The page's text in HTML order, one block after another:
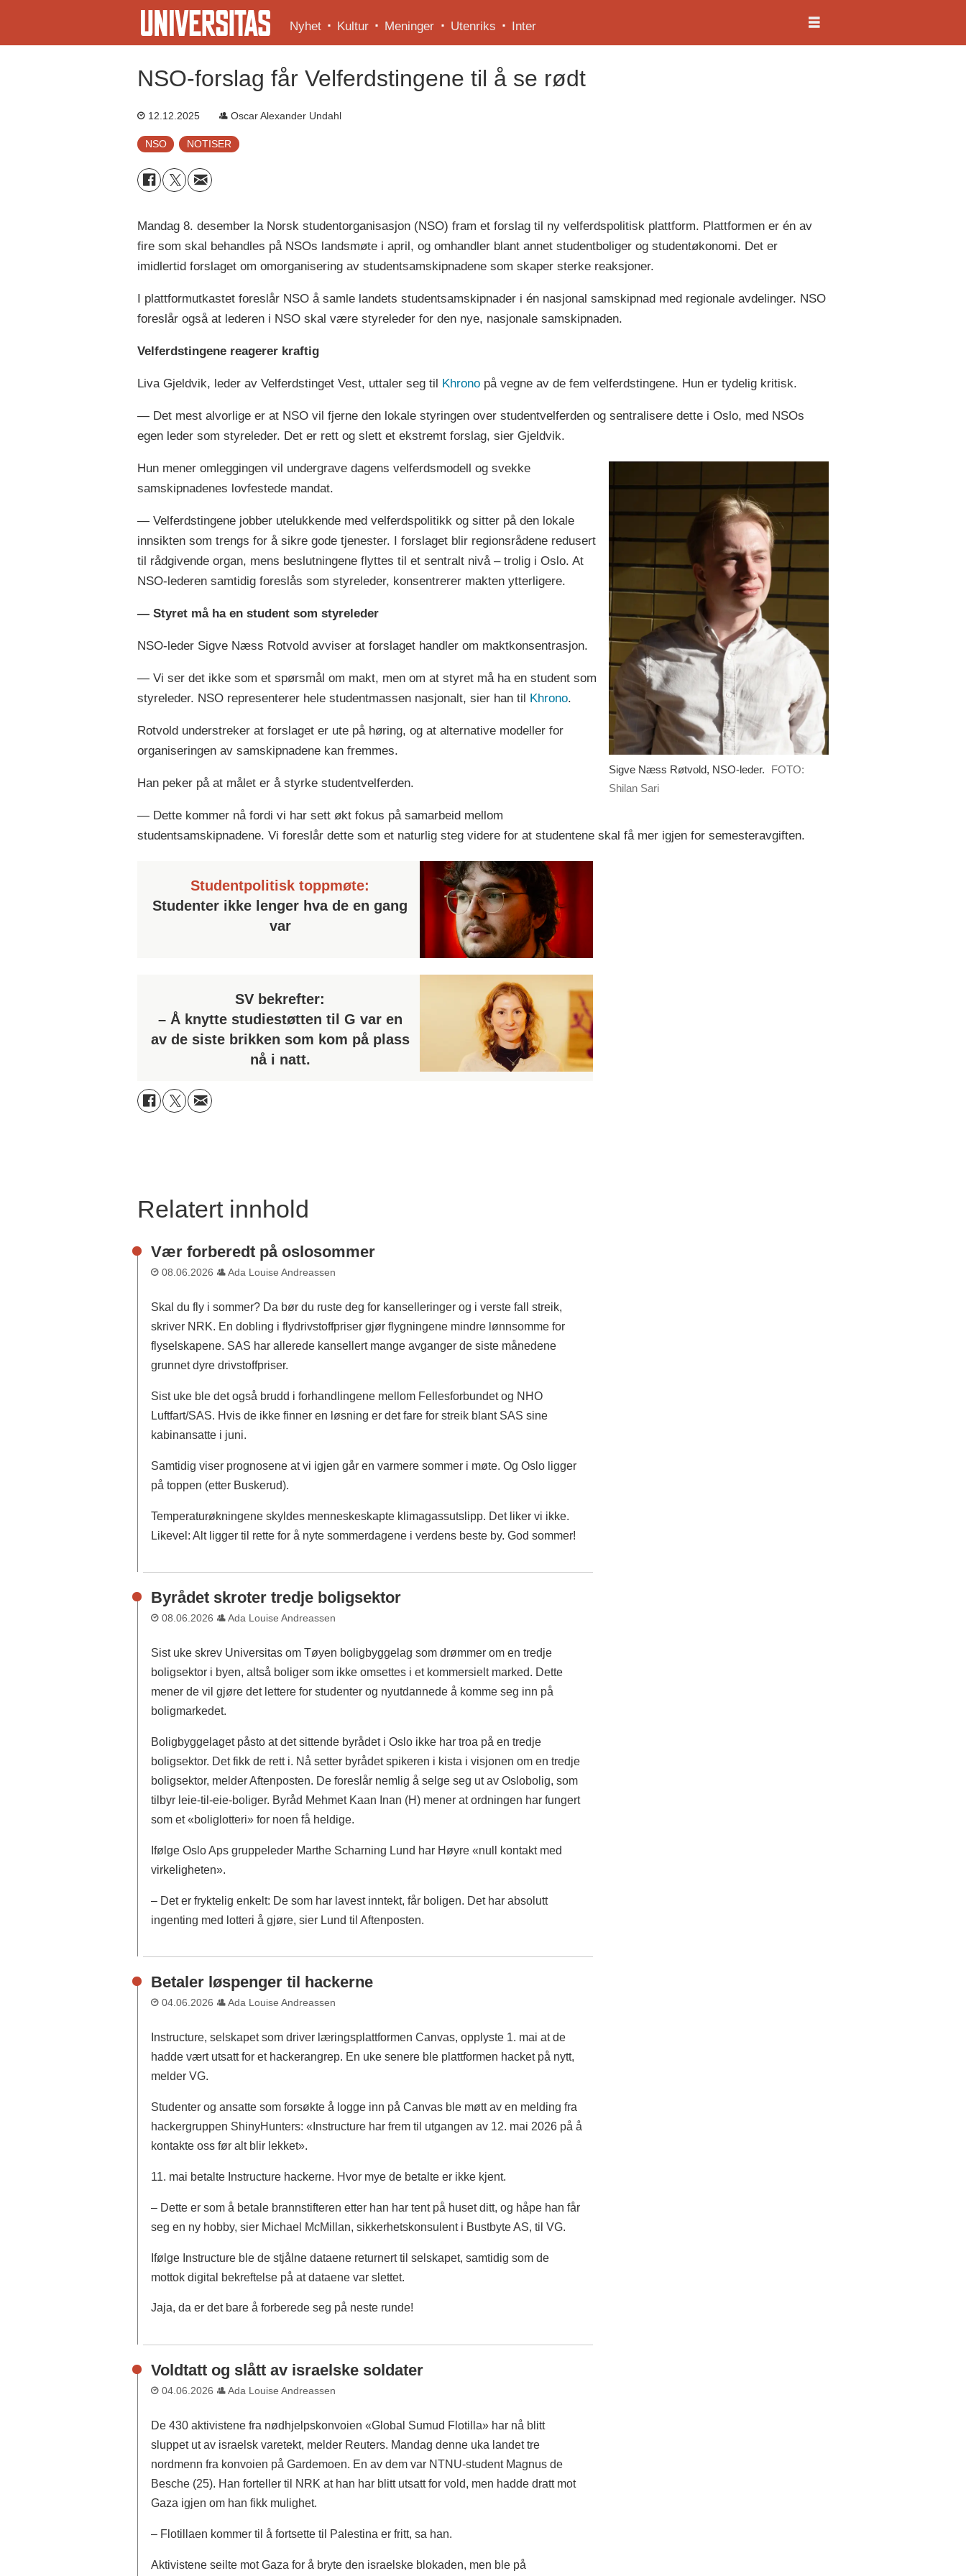
Nyhet Kultur Meninger Utenriks Inter
NSO-forslag får Velferdstingene til å se rødt
12.12.2025 Oscar Alexander Undahl
NSO NOTISER
Mandag 8. desember la Norsk studentorganisasjon (NSO) fram et forslag til ny velferdspolitisk plattform. Plattformen er én av
fire som skal behandles på NSOs landsmøte i april, og omhandler blant annet studentboliger og studentøkonomi. Det er
imidlertid forslaget om omorganisering av studentsamskipnadene som skaper sterke reaksjoner.
I plattformutkastet foreslår NSO å samle landets studentsamskipnader i én nasjonal samskipnad med regionale avdelinger. NSO
foreslår også at lederen i NSO skal være styreleder for den nye, nasjonale samskipnaden.
Velferdstingene reagerer kraftig
Liva Gjeldvik, leder av Velferdstinget Vest, uttaler seg til Khrono på vegne av de fem velferdstingene. Hun er tydelig kritisk.
— Det mest alvorlige er at NSO vil fjerne den lokale styringen over studentvelferden og sentralisere dette i Oslo, med NSOs
egen leder som styreleder. Det er rett og slett et ekstremt forslag, sier Gjeldvik.
Sigve Næss Røtvold, NSO-leder.
FOTO:
Shilan Sari
Hun mener omleggingen vil undergrave dagens velferdsmodell og svekke
samskipnadenes lovfestede mandat.
— Velferdstingene jobber utelukkende med velferdspolitikk og sitter på den lokale
innsikten som trengs for å sikre gode tjenester. I forslaget blir regionsrådene redusert
til rådgivende organ, mens beslutningene flyttes til et sentralt nivå – trolig i Oslo. At
NSO-lederen samtidig foreslås som styreleder, konsentrerer makten ytterligere.
— Styret må ha en student som styreleder
NSO-leder Sigve Næss Rotvold avviser at forslaget handler om maktkonsentrasjon.
— Vi ser det ikke som et spørsmål om makt, men om at styret må ha en student som
styreleder. NSO representerer hele studentmassen nasjonalt, sier han til Khrono.
Rotvold understreker at forslaget er ute på høring, og at alternative modeller for
organiseringen av samskipnadene kan fremmes.
Han peker på at målet er å styrke studentvelferden.
— Dette kommer nå fordi vi har sett økt fokus på samarbeid mellom
studentsamskipnadene. Vi foreslår dette som et naturlig steg videre for at studentene skal få mer igjen for semesteravgiften.
Studentpolitisk toppmøte:
Studenter ikke lenger hva de en gang
var
SV bekrefter:
– Å knytte studiestøtten til G var en
av de siste brikken som kom på plass
nå i natt.
Relatert innhold
Vær forberedt på oslosommer
08.06.2026 Ada Louise Andreassen
Skal du fly i sommer? Da bør du ruste deg for kanselleringer og i verste fall streik,
skriver NRK. En dobling i flydrivstoffpriser gjør flygningene mindre lønnsomme for
flyselskapene. SAS har allerede kansellert mange avganger de siste månedene
grunnet dyre drivstoffpriser.
Sist uke ble det også brudd i forhandlingene mellom Fellesforbundet og NHO
Luftfart/SAS. Hvis de ikke finner en løsning er det fare for streik blant SAS sine
kabinansatte i juni.
Samtidig viser prognosene at vi igjen går en varmere sommer i møte. Og Oslo ligger
på toppen (etter Buskerud).
Temperaturøkningene skyldes menneskeskapte klimagassutslipp. Det liker vi ikke.
Likevel: Alt ligger til rette for å nyte sommerdagene i verdens beste by. God sommer!
Byrådet skroter tredje boligsektor
08.06.2026 Ada Louise Andreassen
Sist uke skrev Universitas om Tøyen boligbyggelag som drømmer om en tredje
boligsektor i byen, altså boliger som ikke omsettes i et kommersielt marked. Dette
mener de vil gjøre det lettere for studenter og nyutdannede å komme seg inn på
boligmarkedet.
Boligbyggelaget påsto at det sittende byrådet i Oslo ikke har troa på en tredje
boligsektor. Det fikk de rett i. Nå setter byrådet spikeren i kista i visjonen om en tredje
boligsektor, melder Aftenposten. De foreslår nemlig å selge seg ut av Oslobolig, som
tilbyr leie-til-eie-boliger. Byråd Mehmet Kaan Inan (H) mener at ordningen har fungert
som et «boliglotteri» for noen få heldige.
Ifølge Oslo Aps gruppeleder Marthe Scharning Lund har Høyre «null kontakt med
virkeligheten».
– Det er fryktelig enkelt: De som har lavest inntekt, får boligen. Det har absolutt
ingenting med lotteri å gjøre, sier Lund til Aftenposten.
Betaler løspenger til hackerne
04.06.2026 Ada Louise Andreassen
Instructure, selskapet som driver læringsplattformen Canvas, opplyste 1. mai at de
hadde vært utsatt for et hackerangrep. En uke senere ble plattformen hacket på nytt,
melder VG.
Studenter og ansatte som forsøkte å logge inn på Canvas ble møtt av en melding fra
hackergruppen ShinyHunters: «Instructure har frem til utgangen av 12. mai 2026 på å
kontakte oss før alt blir lekket».
11. mai betalte Instructure hackerne. Hvor mye de betalte er ikke kjent.
– Dette er som å betale brannstifteren etter han har tent på huset ditt, og håpe han får
seg en ny hobby, sier Michael McMillan, sikkerhetskonsulent i Bustbyte AS, til VG.
Ifølge Instructure ble de stjålne dataene returnert til selskapet, samtidig som de
mottok digital bekreftelse på at dataene var slettet.
Jaja, da er det bare å forberede seg på neste runde!
Voldtatt og slått av israelske soldater
04.06.2026 Ada Louise Andreassen
De 430 aktivistene fra nødhjelpskonvoien «Global Sumud Flotilla» har nå blitt
sluppet ut av israelsk varetekt, melder Reuters. Mandag denne uka landet tre
nordmenn fra konvoien på Gardemoen. En av dem var NTNU-student Magnus de
Besche (25). Han forteller til NRK at han har blitt utsatt for vold, men hadde dratt mot
Gaza igjen om han fikk mulighet.
– Flotillaen kommer til å fortsette til Palestina er fritt, sa han.
Aktivistene seilte mot Gaza for å bryte den israelske blokaden, men ble på